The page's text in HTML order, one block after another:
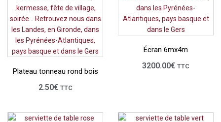
Plateau tonneau rond bois
2.50€ TTC
Écran 6mx4m
3200.00€ TTC